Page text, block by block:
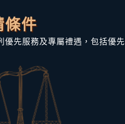
條件
先服務及專屬禮遇，包括優